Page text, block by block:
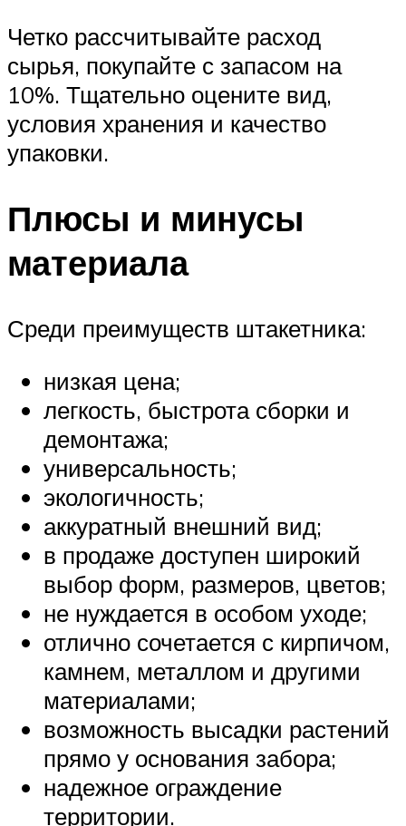
Четко рассчитывайте расход
сырья, покупайте с запасом на
10%. Тщательно оцените вид,
условия хранения и качество
упаковки.
Плюсы и минусы
материала
Среди преимуществ штакетника:
низкая цена;
легкость, быстрота сборки и
демонтажа;
универсальность;
экологичность;
аккуратный внешний вид;
в продаже доступен широкий
выбор форм, размеров, цветов;
не нуждается в особом уходе;
отлично сочетается с кирпичом,
камнем, металлом и другими
материалами;
возможность высадки растений
прямо у основания забора;
надежное ограждение
территории.